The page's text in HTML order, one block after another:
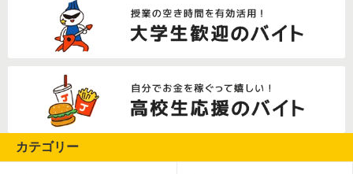
カテゴリー